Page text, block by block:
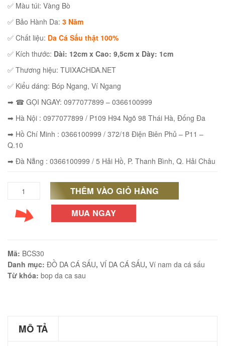
✅ Màu túi: Vàng Bò
✅ Bảo Hành Da: 3 Năm
✅ Chất liệu: Da Cá Sấu thật 100%
✅ Kích thước: Dài: 12cm x Cao: 9,5cm x Dày: 1cm
✅ Thương hiệu: TUIXACHDA.NET
✅ Kiểu dáng: Bóp Ngang, Ví Ngang
➡ ☎ GỌI NGAY: 0977077899 – 0366100999
➡ Hà Nội : 0977077899 / P109 H94 Ngõ 98 Thái Hà, Đống Đa
➡ Hồ Chí Minh : 0366100999 / 372/18 Điện Biên Phủ – P11 –
Q.10
➡ Đà Nẵng : 0366100999 / 5 Hải Hồ, P. Thanh Bình, Q. Hải Châu
Da
2
Mặt
Trơn
THÊM VÀO GIỎ HÀNG
MUA NGAY
Mã: BCS30
Danh mục: ĐỒ DA CÁ SẤU, VÍ DA CÁ SẤU, Ví nam da cá sấu
Từ khóa: bop da ca sau
MÔ TẢ
Jeep giá rẻ JR03
Jeep giá rẻ 04